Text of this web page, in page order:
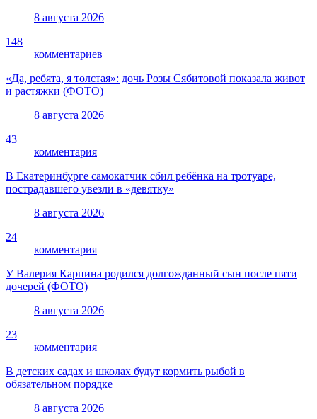
8 августа 2026
148
комментариев
«Да, ребята, я толстая»: дочь Розы Сябитовой показала живот
и растяжки (ФОТО)
8 августа 2026
43
комментария
В Екатеринбурге самокатчик сбил ребёнка на тротуаре,
пострадавшего увезли в «девятку»
8 августа 2026
24
комментария
У Валерия Карпина родился долгожданный сын после пяти
дочерей (ФОТО)
8 августа 2026
23
комментария
В детских садах и школах будут кормить рыбой в
обязательном порядке
8 августа 2026